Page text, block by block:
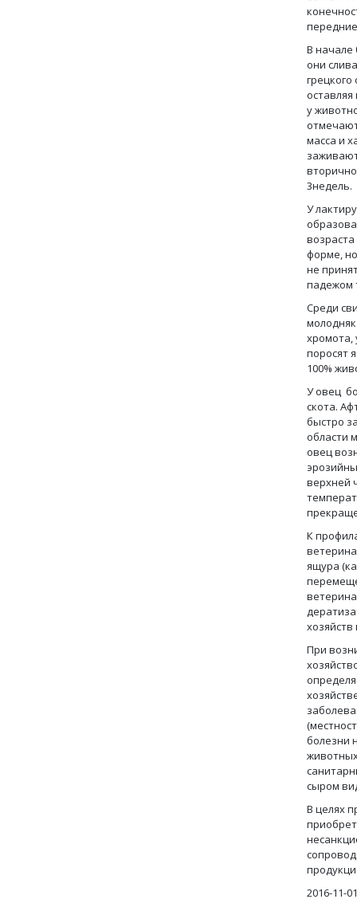
В начале
они
грецкого
у
масса и
3недель.
У
форме,
не
падежом
Среди
хромота,
поросят
100%
У овец
скота.
быстро
области
овец
верхней
К
ящура
хозяйств
При
болезни
сыром
В целях
2016-11-01